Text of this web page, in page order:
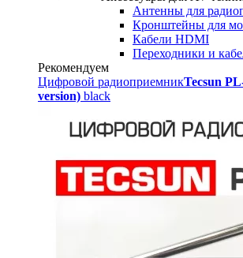
Антенны для
Кронштейны для
Кабели HDMI
Переходники и
Рекомендуем
Цифровой радиоприемникTecsun
version) black